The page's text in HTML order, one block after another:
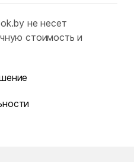
не несет
стоимость и